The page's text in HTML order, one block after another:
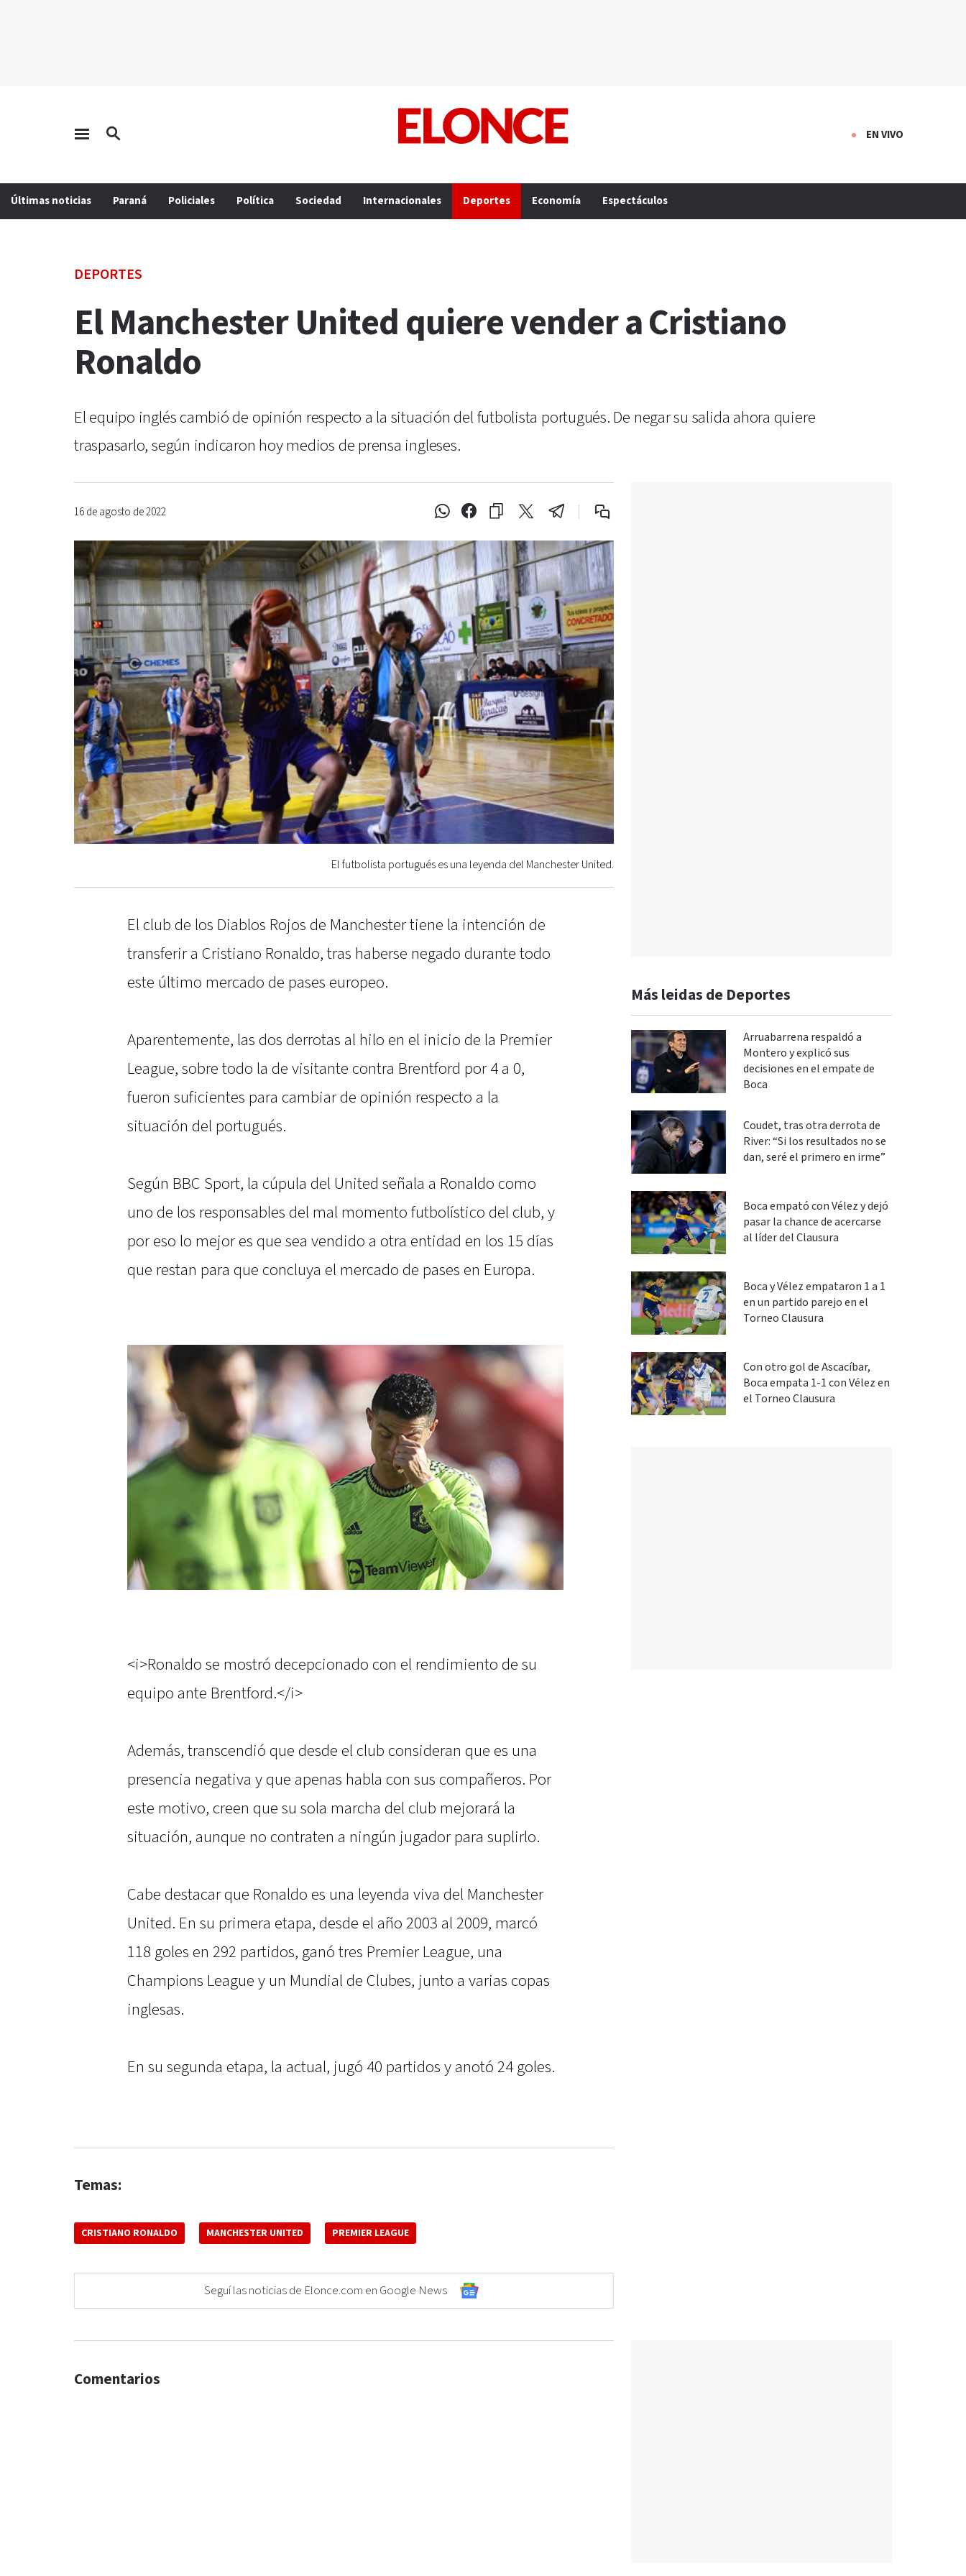
EN VIVO
Últimas noticias Paraná Policiales Política Sociedad Internacionales Deportes Economía Espectáculos
DEPORTES
El Manchester United quiere vender a Cristiano
Ronaldo
El equipo inglés cambió de opinión respecto a la situación del futbolista portugués. De negar su salida ahora quiere
traspasarlo, según indicaron hoy medios de prensa ingleses.
16 de agosto de 2022
El futbolista portugués es una leyenda del Manchester United.
El club de los Diablos Rojos de Manchester tiene la intención de
transferir a Cristiano Ronaldo, tras haberse negado durante todo
este último mercado de pases europeo.
Aparentemente, las dos derrotas al hilo en el inicio de la Premier
League, sobre todo la de visitante contra Brentford por 4 a 0,
fueron suficientes para cambiar de opinión respecto a la
situación del portugués.
Según BBC Sport, la cúpula del United señala a Ronaldo como
uno de los responsables del mal momento futbolístico del club, y
por eso lo mejor es que sea vendido a otra entidad en los 15 días
que restan para que concluya el mercado de pases en Europa.
<i>Ronaldo se mostró decepcionado con el rendimiento de su
equipo ante Brentford.</i>
Además, transcendió que desde el club consideran que es una
presencia negativa y que apenas habla con sus compañeros. Por
este motivo, creen que su sola marcha del club mejorará la
situación, aunque no contraten a ningún jugador para suplirlo.
Cabe destacar que Ronaldo es una leyenda viva del Manchester
United. En su primera etapa, desde el año 2003 al 2009, marcó
118 goles en 292 partidos, ganó tres Premier League, una
Champions League y un Mundial de Clubes, junto a varias copas
inglesas.
En su segunda etapa, la actual, jugó 40 partidos y anotó 24 goles.
Temas:
CRISTIANO RONALDO MANCHESTER UNITED PREMIER LEAGUE
Seguí las noticias de Elonce.com en Google News
Más leidas de Deportes
Arruabarrena respaldó a
Montero y explicó sus
decisiones en el empate de
Boca
Coudet, tras otra derrota de
River: “Si los resultados no se
dan, seré el primero en irme”
Boca empató con Vélez y dejó
pasar la chance de acercarse
al líder del Clausura
Boca y Vélez empataron 1 a 1
en un partido parejo en el
Torneo Clausura
Con otro gol de Ascacíbar,
Boca empata 1-1 con Vélez en
el Torneo Clausura
Comentarios